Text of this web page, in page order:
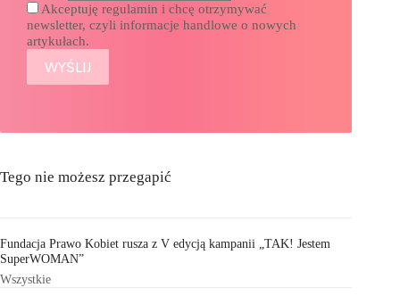
Akceptuję regulamin i chcę otrzymywać
newsletter, czyli informacje handlowe o nowych
artykułach.
Tego nie możesz przegapić
Fundacja Prawo Kobiet rusza z V edycją kampanii „TAK! Jestem
SuperWOMAN”
Wszystkie